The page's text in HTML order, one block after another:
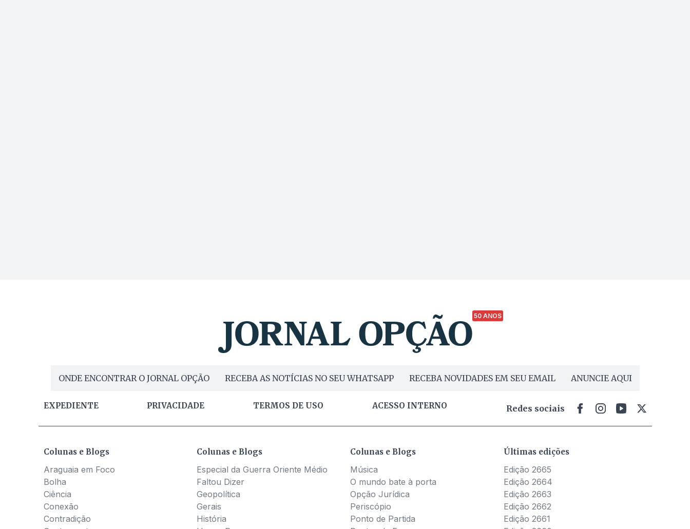
50 ANOS
ONDE ENCONTRAR O JORNAL OPÇÃO RECEBA AS NOTÍCIAS NO SEU WHATSAPP RECEBA NOVIDADES EM SEU EMAIL ANUNCIE AQUI
EXPEDIENTE PRIVACIDADE TERMOS DE USO ACESSO INTERNO Redes sociais
Colunas e Blogs
Araguaia em Foco
Bolha
Ciência
Conexão
Contradição
Colunas e Blogs
Especial da Guerra Oriente Médio
Faltou Dizer
Geopolítica
Gerais
História
Colunas e Blogs
Música
O mundo bate à porta
Opção Jurídica
Periscópio
Ponto de Partida
Últimas edições
Edição 2665
Edição 2664
Edição 2663
Edição 2662
Edição 2661